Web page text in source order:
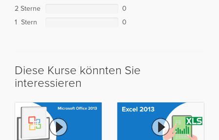
2 Sterne
0
1 Stern
0
Diese Kurse könnten Sie
interessieren